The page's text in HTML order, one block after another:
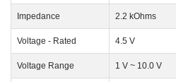
Impedance 2.2 kOhms
Voltage - Rated 4.5 V
Voltage Range 1 V ~ 10.0 V